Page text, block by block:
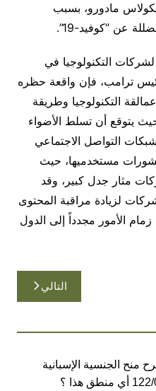
مادورو، بسبب
عن “كوفيد-19”.
التكنولوجيا في
ترامب، فإن واقعة حظره
التكنولوجيا وطريقة
يتوقع أن تسلط الأضواء
التواصل الاجتماعي
مستخدميها، حيث
مثار جدل كبير، وقد
لزيادة مراقبة المحتوى
زمام الأمور مجدداً إلى الدول
التالي